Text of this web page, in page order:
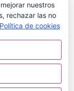
y web en este
nuestros
rechazar las no
Política de cookies